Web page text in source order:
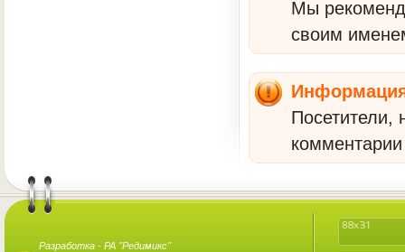
Мы
своим
Посетители,
Разработка - РА "Редимикс"